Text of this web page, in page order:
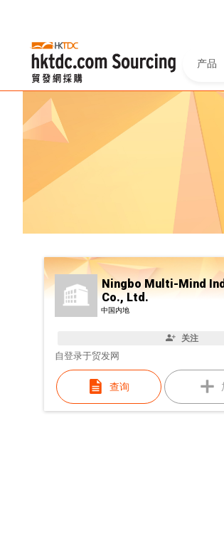
产品
Ningbo Multi-Mind
Co., Ltd.
中国内地
关注
自登录于贸发网
查询